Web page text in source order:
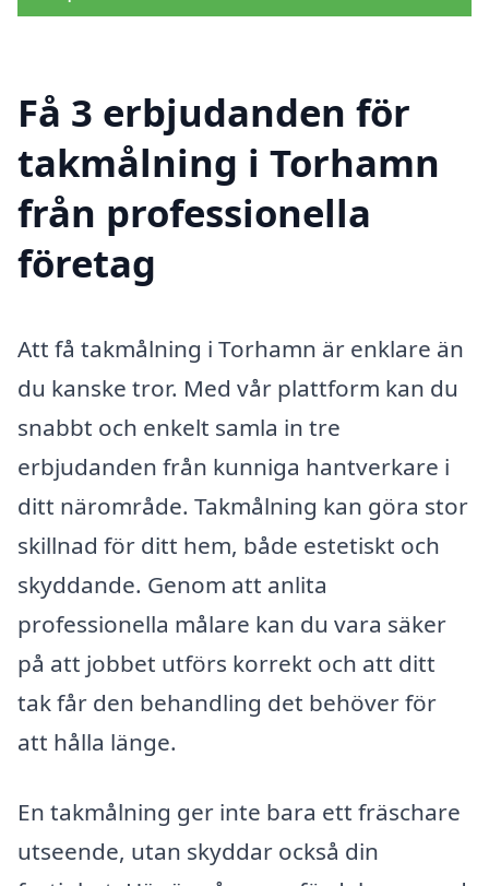
Få 3 erbjudanden för
takmålning i Torhamn
från professionella
företag
Att få takmålning i Torhamn är enklare än
du kanske tror. Med vår plattform kan du
snabbt och enkelt samla in tre
erbjudanden från kunniga hantverkare i
ditt närområde. Takmålning kan göra stor
skillnad för ditt hem, både estetiskt och
skyddande. Genom att anlita
professionella målare kan du vara säker
på att jobbet utförs korrekt och att ditt
tak får den behandling det behöver för
att hålla länge.
En takmålning ger inte bara ett fräschare
utseende, utan skyddar också din